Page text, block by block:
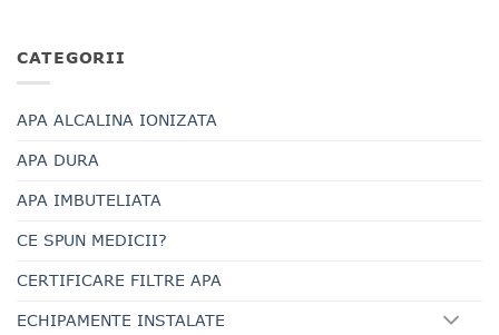
CATEGORII
APA ALCALINA IONIZATA
APA DURA
APA IMBUTELIATA
CE SPUN MEDICII?
CERTIFICARE FILTRE APA
ECHIPAMENTE INSTALATE